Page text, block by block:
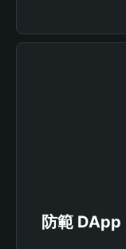
防範 DApp